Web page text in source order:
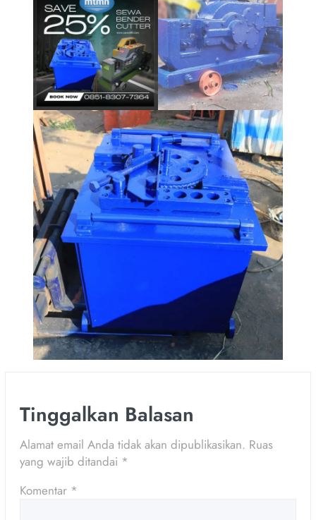
Tinggalkan Balasan
Alamat email Anda tidak akan dipublikasikan. Ruas
yang wajib ditandai *
Komentar *